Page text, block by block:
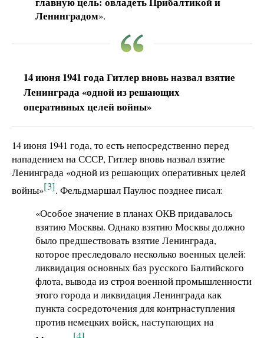
Ленинградом».
14 июня 1941 года Гитлер вновь назвал взятие
Ленинграда «одной из решающих
оперативных целей войны»
14 июня 1941 года, то есть непосредственно перед
нападением на СССР, Гитлер вновь назвал взятие
Ленинграда «одной из решающих оперативных целей
войны»[3]. Фельдмаршал Паулюс позднее писал:
«Особое значение в планах ОКВ придавалось
взятию Москвы. Однако взятию Москвы должно
было предшествовать взятие Ленинграда,
которое преследовало несколько военных целей:
ликвидация основных баз русского Балтийского
флота, вывода из строя военной промышленности
этого города и ликвидация Ленинграда как
пункта сосредоточения для контрнаступления
против немецких войск, наступающих на